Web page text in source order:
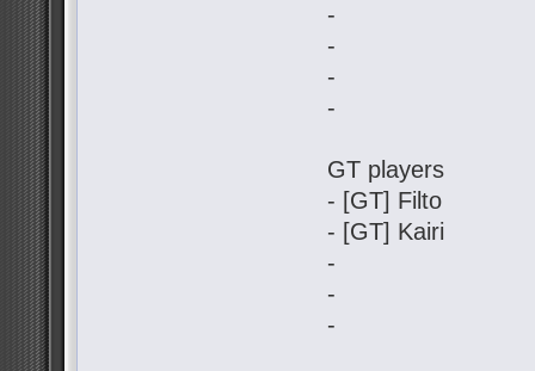
-
-
-
-
GT players
- [GT] Filto
- [GT] Kairi
-
-
-